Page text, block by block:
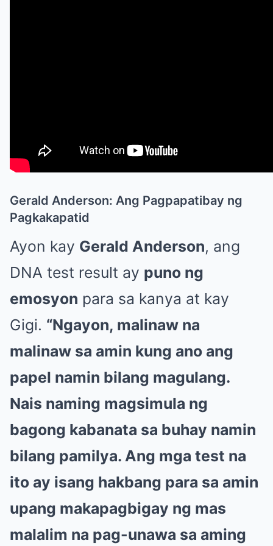
Gerald Anderson: Ang Pagpapatibay ng
Pagkakapatid
Ayon kay Gerald Anderson, ang
DNA test result ay puno ng
emosyon para sa kanya at kay
Gigi. “Ngayon, malinaw na
malinaw sa amin kung ano ang
papel namin bilang magulang.
Nais naming magsimula ng
bagong kabanata sa buhay namin
bilang pamilya. Ang mga test na
ito ay isang hakbang para sa amin
upang makapagbigay ng mas
malalim na pag-unawa sa aming